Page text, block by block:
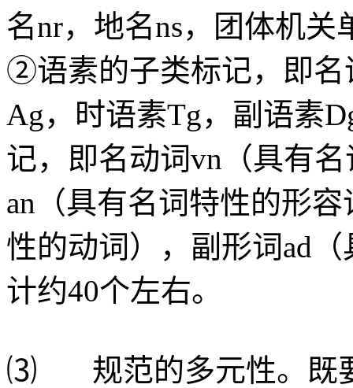
名nr，地名ns，团体机
②语素的子类标记，即名
Ag，时语素Tg，副语素
记，即名动词vn（具有
an（具有名词特性的形
性的动词），副形词ad
计约40个左右。
⑶ 规范的多元性。既要